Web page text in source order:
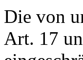
Die von
Art. 17